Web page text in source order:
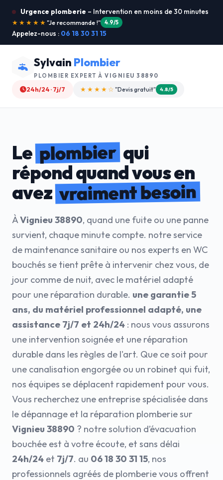
Urgence plomberie – Intervention en moins de 30 minutes
★★★★★"Service ultra rapide !" 5.0/5
Appelez-nous : 06 18 30 31 15
Sylvain Plombier
PLOMBIER EXPERT À VIGNIEU 38890
24h/24 · 7j/7 ★★★★☆ "Devis gratuit" 4.8/5
Leplombierqui
répond quand vous en
avezvraiment besoin
ÀVignieu 38890, quand une fuite ou une panne
survient, chaque minute compte. notre service
de maintenance sanitaire ou nos experts en WC
bouchés se tient prête à intervenir chez vous, de
jour comme de nuit, avec le matériel adapté
pour une réparation durable. une garantie 5
ans, du matériel professionnel adapté, une
assistance 7j/7 et 24h/24 : nous vous assurons
une intervention soignée et une réparation
durable dans les règles de l'art. Que ce soit pour
une canalisation engorgée ou un robinet qui fuit,
nos équipes se déplacent rapidement pour vous.
Vous recherchez une entreprise spécialisée dans
le dépannage et la réparation plomberie sur
Vignieu 38890 ? notre solution d’évacuation
bouchée est à votre écoute, et sans délai
24h/24 et 7j/7. au 06 18 30 31 15, nos
professionnels agréés de plomberie vous offrent